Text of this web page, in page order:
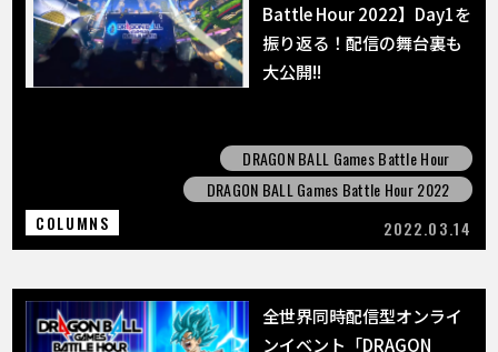
Battle Hour 2022】Day1を
振り返る！配信の舞台裏も
大公開!!
DRAGON BALL Games Battle Hour
DRAGON BALL Games Battle Hour 2022
COLUMNS
2022.03.14
全世界同時配信型オンライ
ンイベント「DRAGON